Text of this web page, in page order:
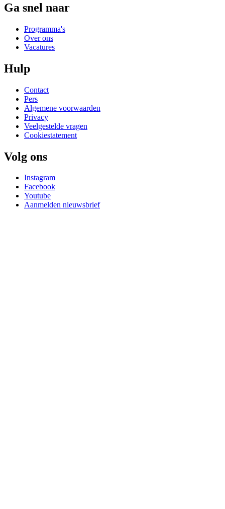
Ga snel naar
Programma's
Over ons
Vacatures
Hulp
Contact
Pers
Algemene voorwaarden
Privacy
Veelgestelde vragen
Cookiestatement
Volg ons
Instagram
Facebook
Youtube
Aanmelden nieuwsbrief